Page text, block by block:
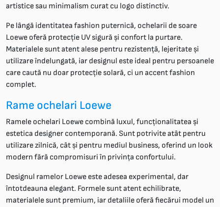
artistice sau minimalism curat cu logo distinctiv.
Pe lângă identitatea fashion puternică, ochelarii de soare
Loewe oferă protecție UV sigură și confort la purtare.
Materialele sunt atent alese pentru rezistență, lejeritate și
utilizare îndelungată, iar designul este ideal pentru persoanele
care caută nu doar protecție solară, ci un accent fashion
complet.
Rame ochelari Loewe
Ramele ochelari Loewe combină luxul, funcționalitatea și
estetica designer contemporană. Sunt potrivite atât pentru
utilizare zilnică, cât și pentru mediul business, oferind un look
modern fără compromisuri în privința confortului.
Designul ramelor Loewe este adesea experimental, dar
întotdeauna elegant. Formele sunt atent echilibrate,
materialele sunt premium, iar detaliile oferă fiecărui model un